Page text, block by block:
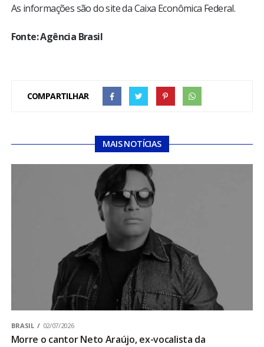
As informações são do site da Caixa Econômica Federal.
Fonte: Agência Brasil
COMPARTILHAR
MAIS NOTÍCIAS
BRASIL 02/07/2026
Morre o cantor Neto Araújo, ex-vocalista da